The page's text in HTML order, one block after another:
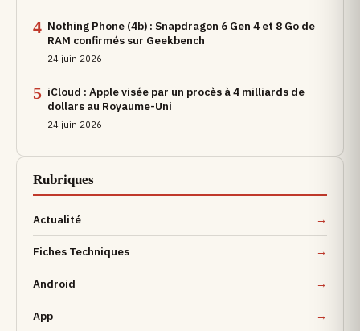
4 Nothing Phone (4b) : Snapdragon 6 Gen 4 et 8 Go de
RAM confirmés sur Geekbench
24 juin 2026
5 iCloud : Apple visée par un procès à 4 milliards de
dollars au Royaume-Uni
24 juin 2026
Rubriques
Actualité
Fiches Techniques
Android
App